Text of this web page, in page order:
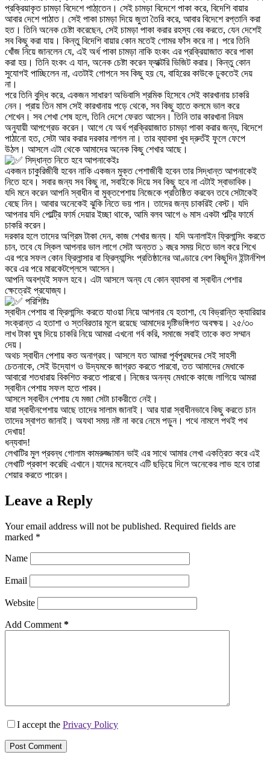
প্রক্রিয়াকৃত চামড়া বিদেশে পাঠা্তেন। সেই চামড়া বিদেশে পাকা করে, বিদেশি বায়ার
আবার দেশে পাঠাত। সেই পাকা চামড়া দিয়ে জুতা তৈরি করে, আবার বিদেশে রপ্তানি করা
হত। তিনি অনেক চেষ্টা করেছেন, সেই চামড়া পাকা করার রহস্য বের করতে, যেন দেশেই
সব কিছু করা যায়। কিন্তু বিদেশি বায়ার কোন মতেই গোমর ফাঁস করে না। পরে তিনি
খোঁজ নিয়ে জানলেন যে, এই অর্ধ পাকা চামড়া নাকি হংকং এর প্রক্রিয়াজাত করে পাকা
করা হয়। তিনি হংকং এ যান, অনেক চেষ্টা করেন ফ্যাক্টরি ভিজিট করার। কিন্তু কোন
সুযোগই পাচ্ছিলেন না, এতটাই গোপনে সব কিছু হয় যে, বাহিরের কাউকে ঢুকতেই দেয়
না।
পরে তিনি বুদ্ধি করে, একজন সাধারণ অভিবাসি শ্রমিক হিসেবে সেই কারখানায় চাকরি
নেন। প্রায় তিন মাস সেই কারখানায় পড়ে থেকে, সব কিছু হাতে কলমে ভাল করে
শেখেন। সব শেখা শেষ হলে, তিনি দেশে ফেরত আসেন। তিনি তার কারখানা নিয়ম
অনুযায়ী আপগ্রেড করেন। আগে যে অর্ধ প্রক্রিয়াজাত চামড়া পাকা করার জন্য, বিদেশে
পাঠানো হত, সেটা আর করার দরকার লাগল না। তার ব্যাবসা খুব দ্রুতঁই ফুলে ফেপে
উঠল। আসলে এটা থেকে আমাদের অনেক কিছু শেখার আছে।
সিদ্ধান্ত নিতে হবে আপনাকেইঃ
একজন চাকুরিজীবী হবেন নাকি একজন মুক্ত পেশাজীবী হবেন তার সিদ্ধান্ত আপনাকেই
নিতে হবে। সবার জন্য সব কিছু না, সবাইকে দিয়ে সব কিছু হবে না এটাই স্বাভাবিক।
যদি মনে করেন আপনি স্বাধীন বা মুক্তপেশায় নিজেকে প্রতিষ্ঠিত করবেন তবে সেটাকেই
বেছে নিন। আবার অনেকেই ঝুকি নিতে ভয় পান। তাদের জন্য চাকরিই বেস্ট। যদি
আপনার যদি পোল্ট্রি ফার্ম দেয়ার ইচ্ছা থাকে, আমি বলব আগে ৬ মাস একটা পল্ট্রি ফার্মে
চাকরি করেন।
দরকার হলে তাদের অগ্রিম টাকা দেন, কাজ শেখার জন্য। যদি অনালাইন ফ্রিলান্সিং করতে
চান, তবে যে স্কিল আপনার ভাল লাগে সেটা অন্তত ১ বছর সময় দিতে ভাল করে শিখে
এর পরে সফল কোন ফ্রিলান্সার বা ফ্রিল্যান্সিং প্রতিষ্ঠানের আণ্ডারে বেশ কিছুদিন ইন্টার্নশিপ
করে এর পরে মারকেটপ্লেসে আসেন।
আপনি অবশ্যই সফল হবে। এটা আসলে অন্য যে কোন ব্যাবসা বা স্বাধীন পেশার
ক্ষেত্রেই প্রযোজ্য।
পরিশিষ্টঃ
স্বাধীন পেশায় বা ফ্রিলান্সিং করতে যাওয়া নিয়ে আপনার যে হতাশা, যে বিভ্রান্তি ক্যারিয়ার
সংক্রান্ত এ হতাশা ও স্তবিরতার মূলে রয়েছে আমাদের দৃষ্টিভঙ্গিগত অবক্ষয়। ২৫/৩০
লাখ টাকা ঘুষ দিয়ে চাকরি নিয়ে আমরা এখনো গর্ব করি, সমাজে সবাই তাকে কত সম্মান
দেয়।
অথচ স্বাধীন পেশায় কত অনাগ্রহ। আসলে যত আমরা পূর্বপুরষদের সেই সাহসী
চেতনাকে, সেই উদ্যোগ ও উদ্যমকে জাগ্রত করতে পারবো, তত আমাদের মেধাকে
আবারো শতধারায় বিকশিত করতে পারবো। নিজের অনন্য মেধাকে কাজে লাগিয়ে আমরা
স্বাধীন পেশায় সফল হতে পারব।
আসলে স্বাধীন পেশায় যে মজা সেটা চাকরীতে নেই।
যারা স্বাধীনপেশায় আছে তাদের সালাম জানাই। আর যারা স্বাধীনভাবে কিছু করতে চান
তাদের স্বাগত জানাই। অযথা সময় নষ্ট না করে নেমে পড়ুন। পথে নামলে পথই পথ
দেখায়!
ধন্যবাদ!
লেখাটির মুল প্রবন্ধ গোলাম কামরুজ্জামান ভাই এর সাথে আমার লেখা একত্রিত করে এই
লেখাটি প্রকাশ করেছি এখানে।যাদের মনেহবে এটি ছড়িয়ে দিলে অনেকের লাভ হবে তারা
শেয়ার করতে পারেন।
Leave a Reply
Your email address will not be published. Required fields are
marked *
Name
Email
Website
Add Comment *
I accept the Privacy Policy
Post Comment